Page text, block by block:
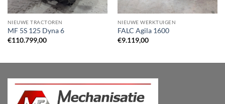
NIEUWE TRACTOREN
MF 5S 125 Dyna 6
€110.799,00
NIEUWE WERKTUIGEN
FALC Agila 1600
€9.119,00